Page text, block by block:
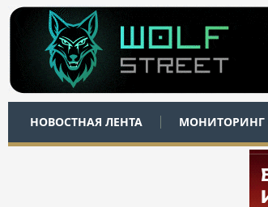
НОВОСТНАЯ ЛЕНТА